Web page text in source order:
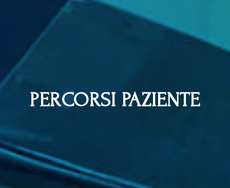
PERCORSI PAZIENTE